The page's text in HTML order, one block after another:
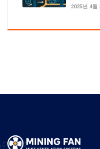
2025년 4월